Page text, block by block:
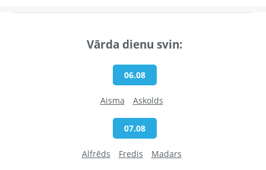
Vārda dienu svin:
06.08
Aisma Askolds
07.08
Alfrēds Fredis Madars